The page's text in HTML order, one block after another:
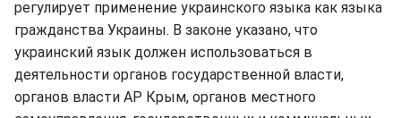
регулирует применение украинского языка как языка
гражданства Украины. В законе указано, что
украинский язык должен использоваться в
деятельности органов государственной власти,
органов власти АР Крым, органов местного